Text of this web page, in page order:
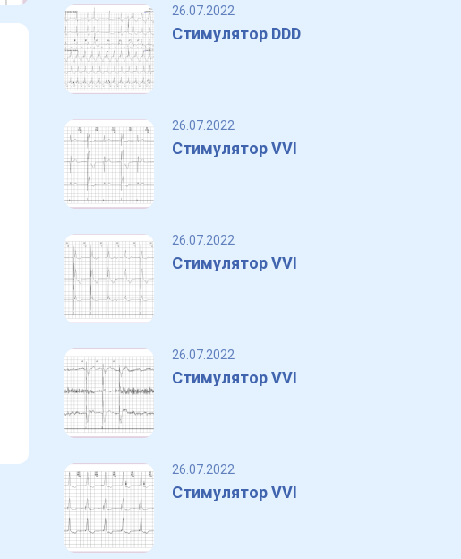
26.07.2022
Стимулятор DDD
26.07.2022
Стимулятор VVI
26.07.2022
Стимулятор VVI
26.07.2022
Стимулятор VVI
26.07.2022
Стимулятор VVI